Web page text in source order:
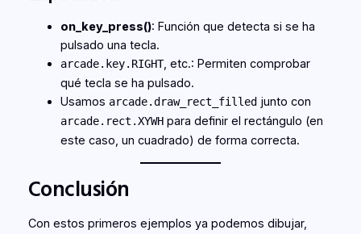
on_key_press(): Función que detecta si se ha
pulsado una tecla.
arcade.key.RIGHT, etc.: Permiten comprobar
qué tecla se ha pulsado.
Usamos arcade.draw_rect_filledjunto con
arcade.rect.XYWHpara definir el rectángulo (en
este caso, un cuadrado) de forma correcta.
Conclusión
Con estos primeros ejemplos ya podemos dibujar,